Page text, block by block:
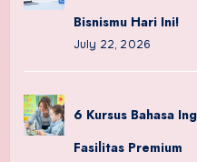
Bisnismu Hari Ini!
July 22, 2026
6 Kursus Bahasa
Fasilitas Premium